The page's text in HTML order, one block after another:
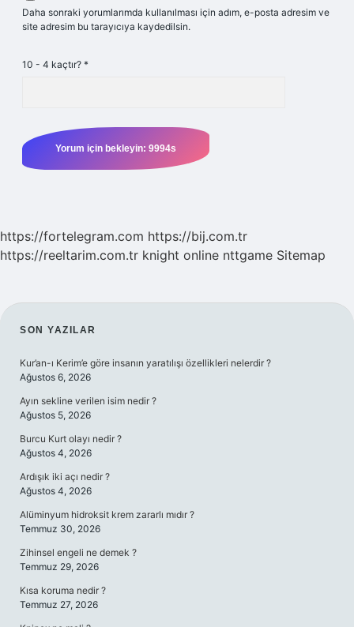
Daha sonraki yorumlarımda kullanılması için adım, e-posta adresim ve
site adresim bu tarayıcıya kaydedilsin.
10 - 4 kaçtır? *
https://fortelegram.com https://bij.com.tr
https://reeltarim.com.tr knight online nttgame Sitemap
SIDEBAR
SON YAZILAR
Kur’an-ı Kerim’e göre insanın yaratılışı özellikleri nelerdir ?
Ağustos 6, 2026
Ayın sekline verilen isim nedir ?
Ağustos 5, 2026
Burcu Kurt olayı nedir ?
Ağustos 4, 2026
Ardışık iki açı nedir ?
Ağustos 4, 2026
Alüminyum hidroksit krem zararlı mıdır ?
Temmuz 30, 2026
Zihinsel engeli ne demek ?
Temmuz 29, 2026
Kısa koruma nedir ?
Temmuz 27, 2026